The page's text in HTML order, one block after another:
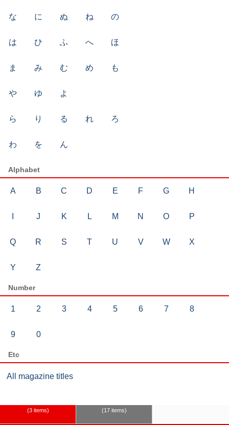
な に ぬ ね の
は ひ ふ へ ほ
ま み む め も
や ゆ よ
ら り る れ ろ
わ を ん
Alphabet
A B C D E F G H
J K L M N O P
Q R S T U V W X
Y Z
Number
1 2 3 4 5 6 7 8
9 0
Etc
All magazine titles
3 items 17 items